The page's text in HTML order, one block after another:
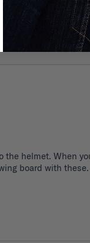
helmet. When
board with these.